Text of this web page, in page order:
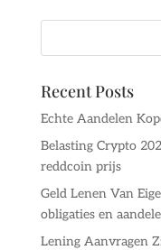
Recent Posts
Echte Aandelen
Belasting Crypto
reddcoin prijs
Geld Lenen Van
obligaties en
Lening Aanvragen